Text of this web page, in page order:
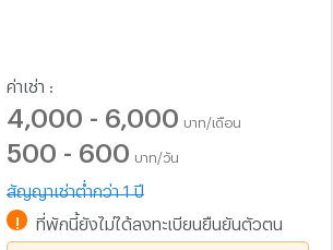
ค่าเช่า :
4,000 - 6,000 บาท/เดือน
500 - 600 บาท/วัน
สัญญาเช่าต่ำกว่า 1 ปี
! ที่พักนี้ยังไม่ได้ลงทะเบียนยืนยันตัวตน